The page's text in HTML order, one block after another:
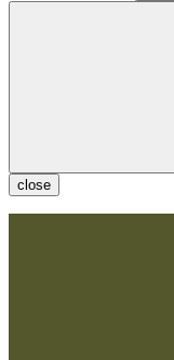
close